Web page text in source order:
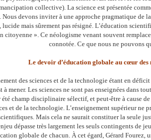
collective). La science est présentée
Nous devons inviter à une approche pragmatique de
mais sûrement pas résigné. L’éducation
citoyenne ». Ce néologisme venant souvent
connotée. Ce que nous ne pouvons
Le devoir d’éducation globale au cœur des
des sciences et de la technologie étant en
à mener. Les sciences ne sont pas enseignées dans
champ disciplinaire sélectif, et peut-être à cause
et de la technologie. L’enseignement supérieur ne
Mais cela ne saurait constituer la seule
dépasse très largement les seuls contingents de
globale de chacun. À cet égard, Gérard